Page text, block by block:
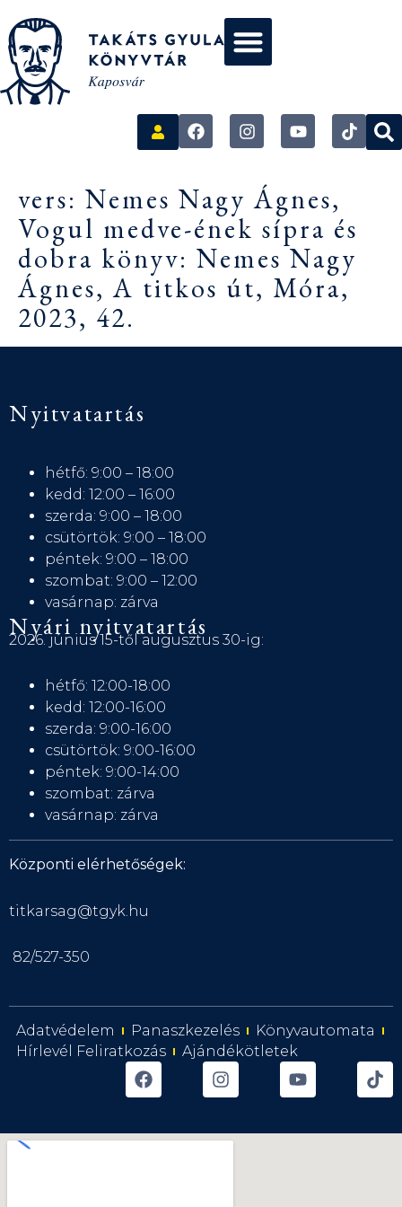
vers: Nemes Nagy Ágnes,
Vogul medve-ének sípra és
dobra könyv: Nemes Nagy
Ágnes, A titkos út, Móra,
2023, 42.
Nyitvatartás
hétfő: 9:00 – 18:00
kedd: 12:00 – 16:00
szerda: 9:00 – 18:00
csütörtök: 9:00 – 18:00
péntek: 9:00 – 18:00
szombat: 9:00 – 12:00
vasárnap: zárva
Nyári nyitvatartás
2026. június 15-től augusztus 30-ig:
hétfő: 12:00-18:00
kedd: 12:00-16:00
szerda: 9:00-16:00
csütörtök: 9:00-16:00
péntek: 9:00-14:00
szombat: zárva
vasárnap: zárva
Központi elérhetőségek:
titkarsag@tgyk.hu
82/527-350
Adatvédelem Panaszkezelés
Könyvautomata
Hírlevél Feliratkozás
Ajándékötletek